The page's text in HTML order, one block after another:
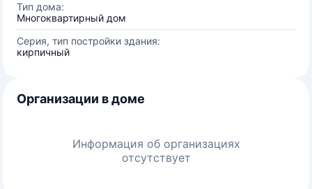
Тип дома:
Многоквартирный дом
Серия, тип постройки здания:
кирпичный
Организации в доме
Информация об организациях
отсутствует